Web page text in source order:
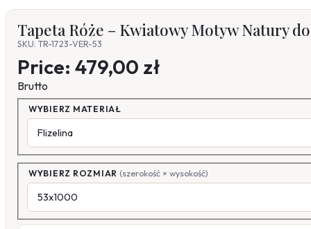
Tapeta Róże – Kwiatowy Motyw Natury
SKU: TR-1723-VER-53
Price: 479,00 zł
Brutto
WYBIERZ MATERIAŁ
WYBIERZ ROZMIAR (szerokość × wysokość)